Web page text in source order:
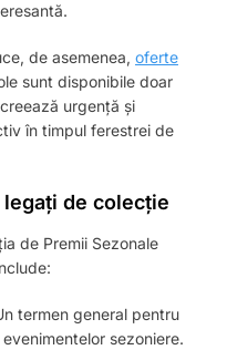
de asemenea, oferte
sunt disponibile doar
urgență și
în timpul ferestrei de
de colecție
de Premii Sezonale
termen general pentru
sezoniere.